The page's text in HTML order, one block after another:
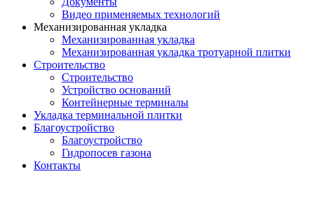
Видео применяемых технологий
Механизированная укладка
Механизированная укладка
Механизированная укладка тротуарной плитки
Строительство
Строительство
Устройство оснований
Контейнерные терминалы
Укладка терминальной плитки
Благоустройство
Благоустройство
Гидропосев газона
Контакты